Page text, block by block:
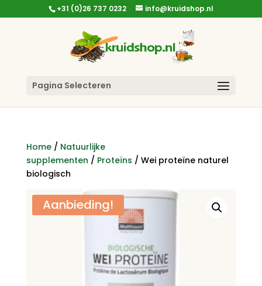
+31 (0)26 737 0232 info@kruidshop.nl
Pagina Selecteren
Home/ Natuurlijke
supplementen / Proteïns / Wei proteïne naturel
biologisch
Aanbieding!